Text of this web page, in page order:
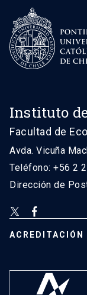
Instituto
Facultad de
Avda. Vicuña
Teléfono: +56 2
Dirección de
ACREDITACIÓN